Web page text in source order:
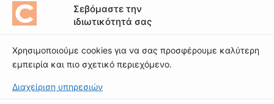
Σεβόμαστε την
ιδιωτικότητά σας
Χρησιμοποιούμε cookies για να σας προσφέρουμε καλύτερη
εμπειρία και πιο σχετικό περιεχόμενο.
Διαχείριση υπηρεσιών
ΠΟΙΟΙ ΓΡΑΦΟΥΝ
Κώστας Κάκκαβας